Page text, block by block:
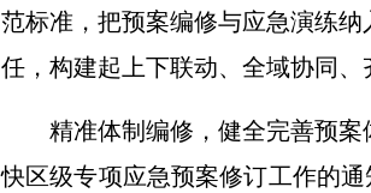
范标准，把预案编修与应急演练
任，构建起上下联动、全域协同、
精准体制编修，健全完善预
快区级专项应急预案修订工作的